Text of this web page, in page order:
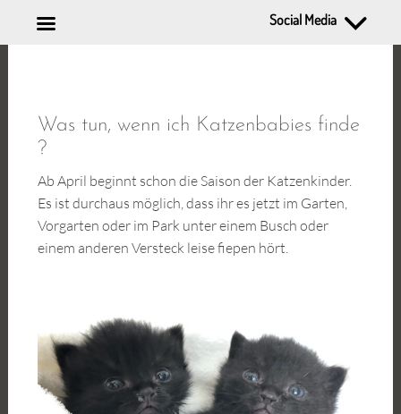
Was tun, wenn ich Katzenbabies finde
?
Ab April beginnt schon die Saison der Katzenkinder.
Es ist durchaus möglich, dass ihr es jetzt im Garten,
Vorgarten oder im Park unter einem Busch oder
einem anderen Versteck leise fiepen hört.
Social Media